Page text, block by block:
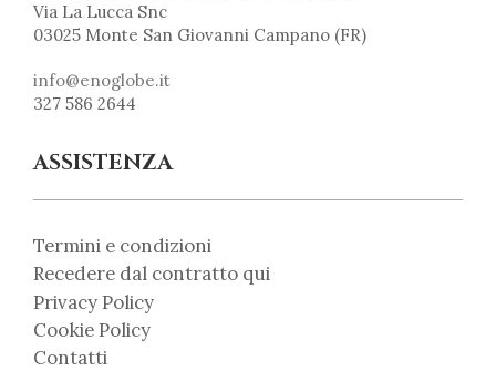
Via La Lucca Snc
03025 Monte San Giovanni Campano (FR)
info@enoglobe.it
327 586 2644
ASSISTENZA
Termini e condizioni
Recedere dal contratto qui
Privacy Policy
Cookie Policy
Contatti